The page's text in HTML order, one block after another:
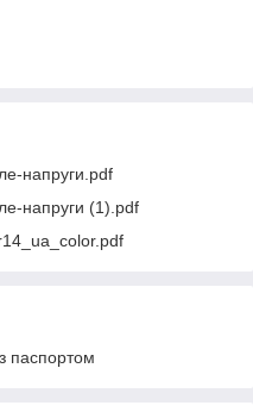
напруги.pdf
напруги (1).pdf
паспортом